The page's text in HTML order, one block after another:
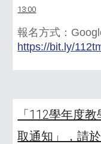
13:00
報名方式：
https://bit.ly/
「112學年度
取通知」，請